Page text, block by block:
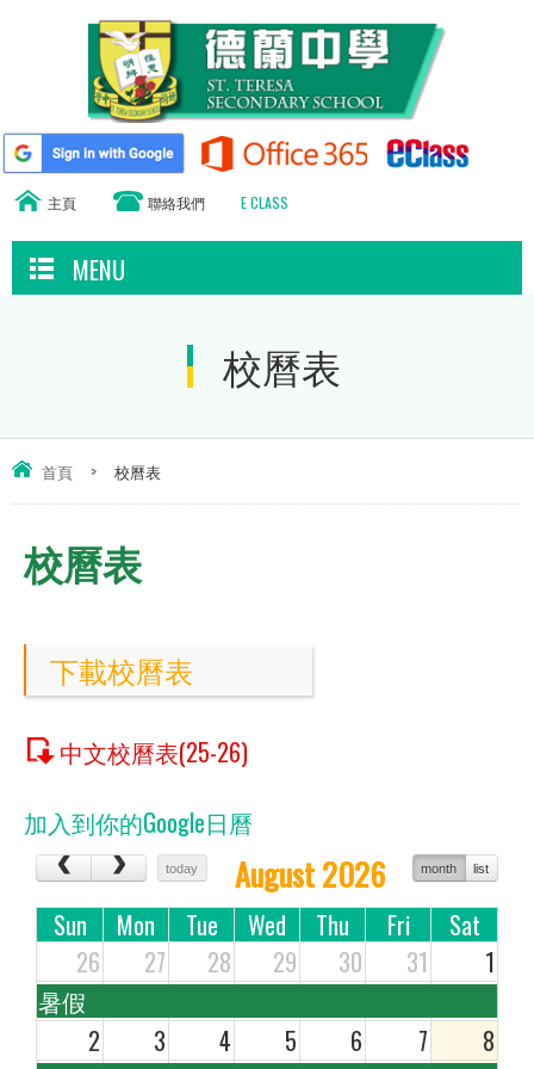
主頁 聯絡我們 E CLASS
MENU
校曆表
首頁 > 校曆表
校曆表
下載校曆表
中文校曆表(25-26)
加入到你的Google日曆
today month list
August 2026
Sun Mon Tue Wed Thu Fri
Sat
26
27 28 29 30 31
1
暑假
2
3 4 5 6 7
8